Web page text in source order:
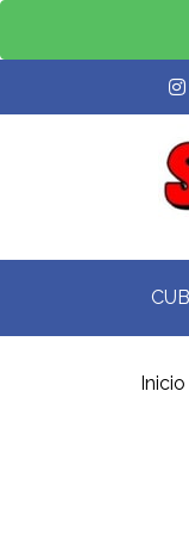
Inicio